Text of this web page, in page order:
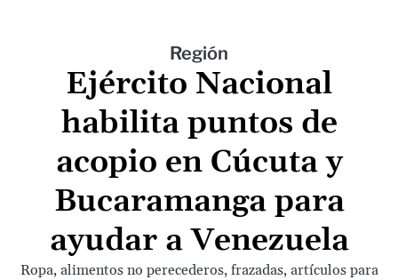
Región
Ejército Nacional
habilita puntos de
acopio en Cúcuta y
Bucaramanga para
ayudar a Venezuela
Ropa, alimentos no perecederos, frazadas, artículos para